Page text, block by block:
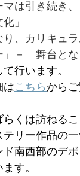
マは引き続き
」
り、カリキュ
」－　舞台と
て行います。
はこちらから
らくは訪ねる
テリー作品の
ド南西部のデ
す。